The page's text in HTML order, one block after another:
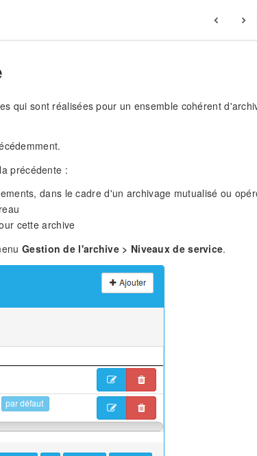
qui sont réalisées pour un ensemble cohérent
précédente :
dans le cadre d'un archivage mutualisé ou
cette archive
Gestion de l'archive > Niveaux de service.